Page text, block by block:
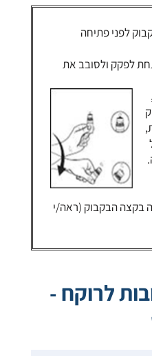
לפני פתיחה
לפקק ולסובב את
בקצה הבקבוק (ראה/י
לרוקח -